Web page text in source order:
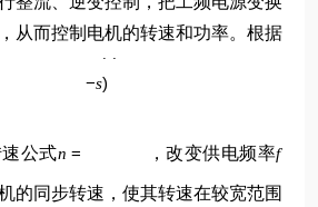
从而控制电机的转速和功率。根据
公式n =
p
−s)
，改变供电频率f
的同步转速，使其转速在较宽范围